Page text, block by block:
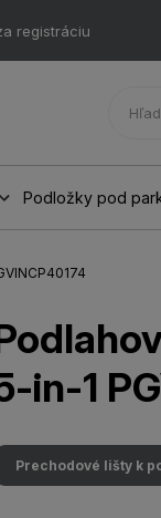
registráciu
Podložky pod
in-1
Prechodové lišty k